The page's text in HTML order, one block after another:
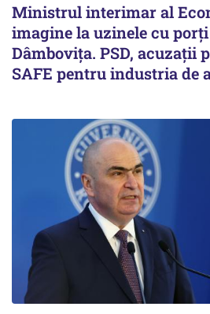
Ministrul interimar al
imagine la uzinele cu
Dâmbovița. PSD, acuzații
SAFE pentru industria de